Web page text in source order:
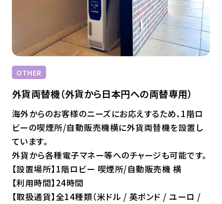
OTHER
外貨両替機（外貨から日本円への両替専用）
海外からのお客様のニーズにお応えするため、1階ロ
ビーの喫煙所/自動販売機横に外貨両替機を設置し
ています。
外貨から各種電子マネー等へのチャージも可能です。
【設置場所】1階ロビー 喫煙所/自動販売機 横
【利用時間】24時間
【取扱通貨】全14種類（米ドル / 英ポンド / ユーロ /